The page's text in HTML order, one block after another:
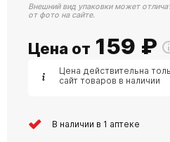
Внешний вид упаковки может
от фото на сайте.
Цена от 159 ₽
Цена действительна
сайт товаров в наличии
В наличии в 1 аптеке